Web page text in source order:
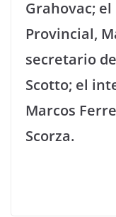
Grahovac;
Provincial,
secretario
Scotto; el
Marcos
Scorza.